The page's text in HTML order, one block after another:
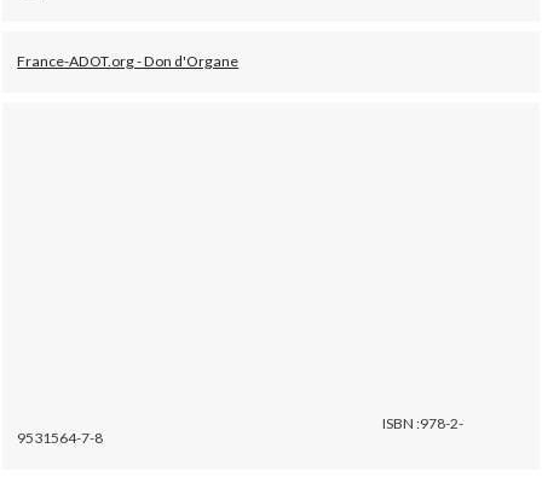
France-ADOT.org - Don d'Organe
ISBN :978-2-
9531564-7-8